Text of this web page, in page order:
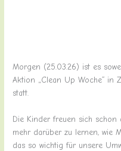
Morgen (25.03.26) ist es
Aktion „Clean Up Woche“ in
statt.
Die Kinder freuen sich schon
mehr darüber zu lernen, wie
das so wichtig für unsere